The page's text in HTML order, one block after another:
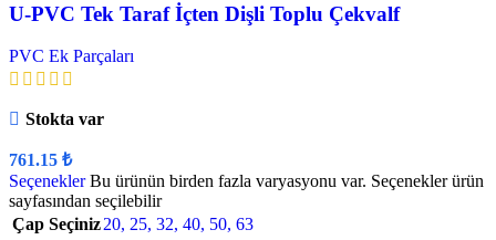
U-PVC Tek Taraf İçten Dişli Toplu Çekvalf
PVC Ek Parçaları
Stokta var
761.15 ₺
Seçenekler Bu ürünün birden fazla varyasyonu var. Seçenekler ürün
sayfasından seçilebilir
Çap Seçiniz20, 25, 32, 40, 50, 63